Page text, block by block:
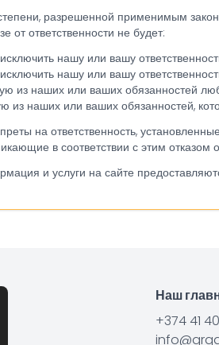
разрешенной применимым
от ответственности не будет:
нашу или вашу
нашу или вашу
из наших или ваших обязанностей
из наших или ваших обязанностей,
на ответственность,
в соответствии с этим отказом
и услуги на сайте
Наш
+374 41